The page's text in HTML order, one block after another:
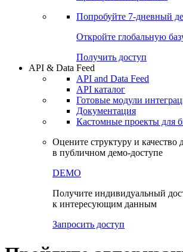
Чат
Проверка контрагента
Попробуйте7-дневный
Откройте глобальную
Получить доступ
API & Data Feed
API and Data Feed
Готовые модули
Документация
в публичном демо-доступе